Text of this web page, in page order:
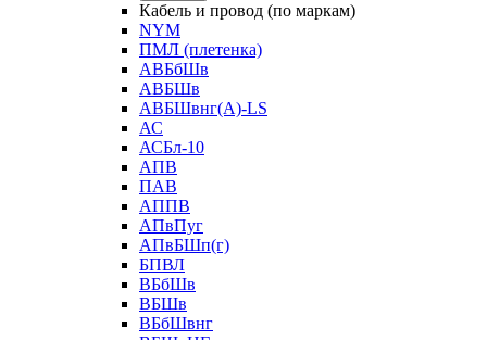
Кабель и провод (по маркам)
NYM
ПМЛ (плетенка)
АВБбШв
АВБШв
АВБШвнг(А)-LS
АС
АСБл-10
АПВ
ПАВ
АППВ
АПвПуг
АПвБШп(г)
БПВЛ
ВБбШв
ВБШв
ВБбШвнг